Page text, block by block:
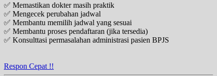
Selasa, 18/08/2026
Jam 17:00 - 19:00
UMUM
Rabu, 19/08/2026
✅ Memastikan dokter masih praktik
✅ Mengecek perubahan jadwal
✅ Membantu memilih jadwal yang sesuai
✅ Membantu proses pendaftaran (jika tersedia)
✅ Konsulttasi permasalahan administrasi pasien BPJS
Respon Cepat !!